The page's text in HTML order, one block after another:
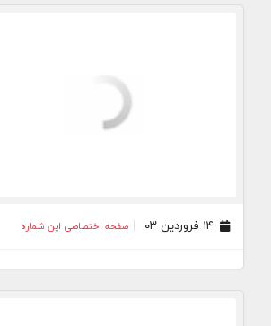
۱۴ فروردین ۰۳ صفحه اختصاصی این شماره